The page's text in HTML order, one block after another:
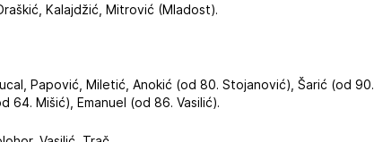
Kalajdžić, Mitrović (Mladost).
Papović, Miletić, Anokić (od 80. Stojanović), Šarić (od 90.
Mišić), Emanuel (od 86. Vasilić).